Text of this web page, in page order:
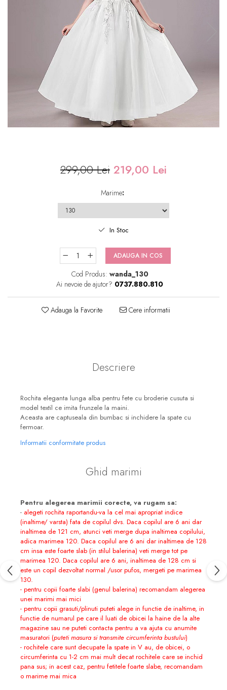
299,00 Lei 219,00 Lei
Marime:
In Stoc
ADAUGA IN COS
Cod Produs: wanda_130
Ai nevoie de ajutor? 0737.880.810
Adauga la Favorite Cere informatii
Descriere
Rochita eleganta lunga alba pentru fete cu broderie cusuta si
model textil ce imita frunzele la maini.
Aceasta are captuseala din bumbac si inchidere la spate cu
fermoar.
Informatii conformitate produs
Ghid marimi
Pentru alegerea marimii corecte, va rugam sa:
- alegeti rochita raportandu-va la cel mai apropriat indice
(inaltime/ varsta) fata de copilul dvs. Daca copilul are 6 ani dar
inaltimea de 121 cm, atunci veti merge dupa inaltimea copilului,
adica marimea 120. Daca copilul are 6 ani dar inaltimea de 128
cm insa este foarte slab (in stilul balerina) veti merge tot pe
marimea 120. Daca copilul are 6 ani, inaltimea de 128 cm si
este un copil dezvoltat normal /usor pufos, mergeti pe marimea
130.
- pentru copii foarte slabi (genul balerina) recomandam alegerea
unei marimi mai mici
- pentru copii grasuti/plinuti puteti alege in functie de inaltime, in
functie de numarul pe care il luati de obicei la haine de la alte
magazine sau ne puteti contacta pentru a va ajuta cu anumite
masuratori (puteti masura si transmite circumferinta bustului)
- rochitele care sunt decupate la spate in V au, de obicei, o
circumferinta cu 1-2 cm mai mult decat rochitele care se inchid
pana sus; in acest caz, pentru fetitele foarte slabe, recomandam
o marime mai mica